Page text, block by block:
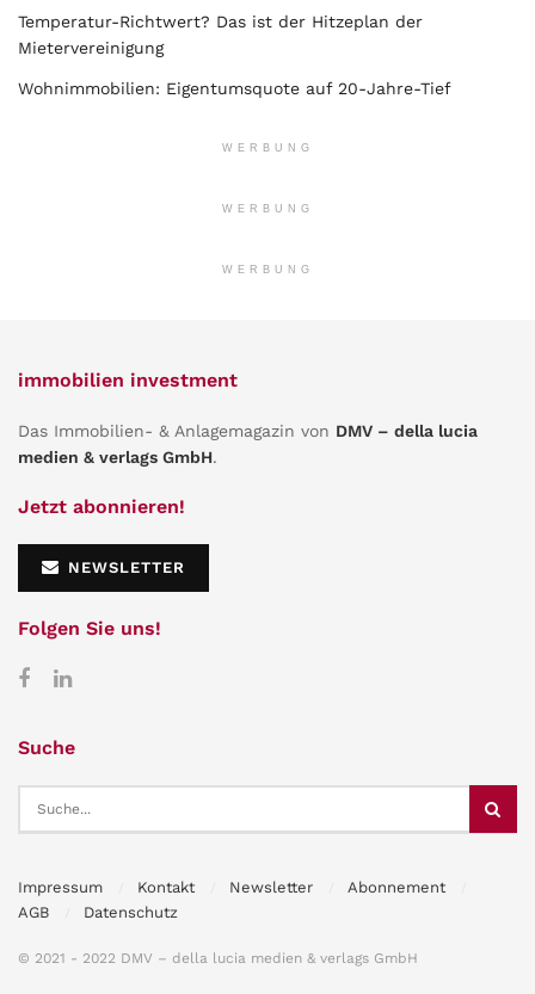
Temperatur-Richtwert? Das ist der Hitzeplan der
Mietervereinigung
Wohnimmobilien: Eigentumsquote auf 20-Jahre-Tief
WERBUNG
WERBUNG
WERBUNG
immobilien investment
Das Immobilien- & Anlagemagazin von DMV – della lucia
medien & verlags GmbH.
Jetzt abonnieren!
NEWSLETTER
Folgen Sie uns!
Suche
Impressum Kontakt Newsletter
Abonnement
AGB
Datenschutz
© 2021 - 2022 DMV – della lucia medien & verlags GmbH